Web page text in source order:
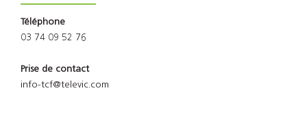
Téléphone
03 74 09 52 76
Prise de contact
info-tcf@televic.com